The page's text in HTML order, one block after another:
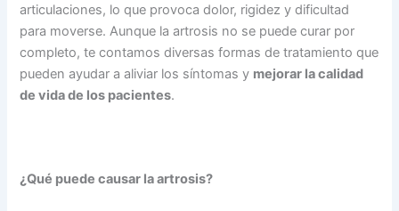
articulaciones, lo que provoca dolor, rigidez y dificultad
para moverse. Aunque la artrosis no se puede curar por
completo, te contamos diversas formas de tratamiento que
pueden ayudar a aliviar los síntomas y mejorar la calidad
de vida de los pacientes.
¿Qué puede causar la artrosis?